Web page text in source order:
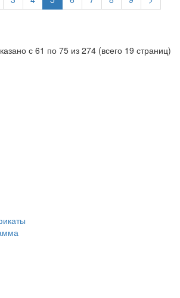
с 61 по 75 из 274 (всего 19 страниц)